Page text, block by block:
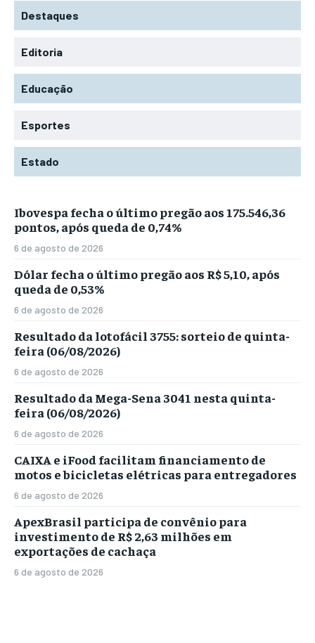
Destaques
Editoria
Educação
Esportes
Estado
Ibovespa fecha o último pregão aos 175.546,36
pontos, após queda de 0,74%
6 de agosto de 2026
Dólar fecha o último pregão aos R$ 5,10, após
queda de 0,53%
6 de agosto de 2026
Resultado da lotofácil 3755: sorteio de quinta-
feira (06/08/2026)
6 de agosto de 2026
Resultado da Mega-Sena 3041 nesta quinta-
feira (06/08/2026)
6 de agosto de 2026
CAIXA e iFood facilitam financiamento de
motos e bicicletas elétricas para entregadores
6 de agosto de 2026
ApexBrasil participa de convênio para
investimento de R$ 2,63 milhões em
exportações de cachaça
6 de agosto de 2026